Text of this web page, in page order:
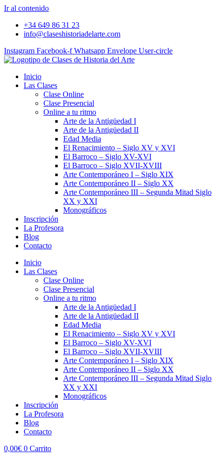
Ir al contenido
+34 649 86 31 23
info@claseshistoriadelarte.com
Instagram Facebook-f Whatsapp Envelope User-circle
Inicio
Las Clases
Clase Online
Clase Presencial
Online a tu ritmo
Arte de la Antigüedad I
Arte de la Antigüedad II
Edad Media
El Renacimiento – Siglo XV y XVI
El Barroco – Siglo XV-XVI
El Barroco – Siglo XVII-XVIII
Arte Contemporáneo I – Siglo XIX
Arte Contemporáneo II – Siglo XX
Arte Contemporáneo III – Segunda Mitad Siglo
XX y XXI
Monográficos
Inscripción
La Profesora
Blog
Contacto
Inicio
Las Clases
Clase Online
Clase Presencial
Online a tu ritmo
Arte de la Antigüedad I
Arte de la Antigüedad II
Edad Media
El Renacimiento – Siglo XV y XVI
El Barroco – Siglo XV-XVI
El Barroco – Siglo XVII-XVIII
Arte Contemporáneo I – Siglo XIX
Arte Contemporáneo II – Siglo XX
Arte Contemporáneo III – Segunda Mitad Siglo
XX y XXI
Monográficos
Inscripción
La Profesora
Blog
Contacto
0,00€ 0 Carrito